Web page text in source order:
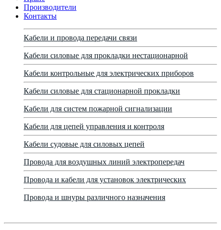
Производители
Контакты
Кабели и провода передачи связи
Кабели силовые для прокладки нестационарной
Кабели контрольные для электрических приборов
Кабели силовые для стационарной прокладки
Кабели для систем пожарной сигнализации
Кабели для цепей управления и контроля
Кабели судовые для силовых цепей
Провода для воздушных линий электропередач
Провода и кабели для установок электрических
Провода и шнуры различного назначения